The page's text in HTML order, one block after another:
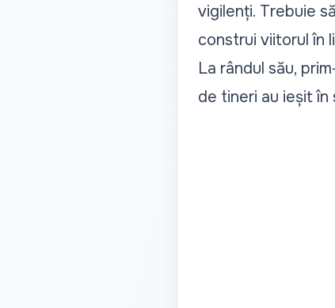
vigilenți. Trebuie
construi viitorul în
La rândul său,
de tineri au ieșit